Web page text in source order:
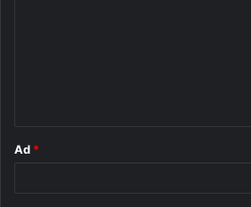
Ad *